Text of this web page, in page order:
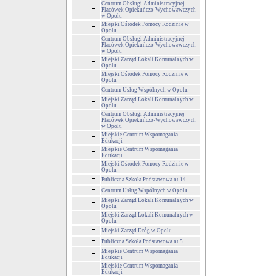
Centrum Obsługi Administracyjnej
Placówek Opiekuńczo-Wychowawczych
w Opolu
Miejski Ośrodek Pomocy Rodzinie w
Opolu
Centrum Obsługi Administracyjnej
Placówek Opiekuńczo-Wychowawczych
w Opolu
Miejski Zarząd Lokali Komunalnych w
Opolu
Miejski Ośrodek Pomocy Rodzinie w
Opolu
Centrum Usług Wspólnych w Opolu
Miejski Zarząd Lokali Komunalnych w
Opolu
Centrum Obsługi Administracyjnej
Placówek Opiekuńczo-Wychowawczych
w Opolu
Miejskie Centrum Wspomagania
Edukacji
Miejskie Centrum Wspomagania
Edukacji
Miejski Ośrodek Pomocy Rodzinie w
Opolu
Publiczna Szkoła Podstawowa nr 14
Centrum Usług Wspólnych w Opolu
Miejski Zarząd Lokali Komunalnych w
Opolu
Miejski Zarząd Lokali Komunalnych w
Opolu
Miejski Zarząd Dróg w Opolu
Publiczna Szkoła Podstawowa nr 5
Miejskie Centrum Wspomagania
Edukacji
Miejskie Centrum Wspomagania
Edukacji